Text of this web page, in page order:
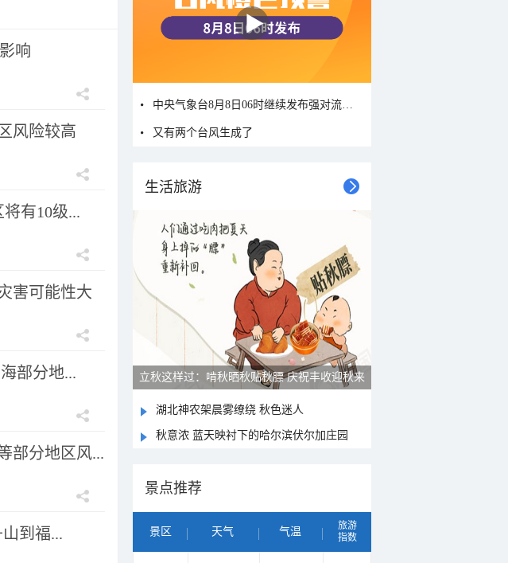
响
风险较高
有10级...
害可能性大
部分地...
部分地区风...
到福...
中央气象台8月8日06时继续发布强对流天气蓝色预警
又有两个台风生成了
生活旅游
立秋这样过：啃秋晒秋贴秋膘 庆祝丰收迎秋来
湖北神农架晨雾缭绕 秋色迷人
秋意浓 蓝天映衬下的哈尔滨伏尔加庄园
景点推荐
景区 天气 气温
旅游
指数